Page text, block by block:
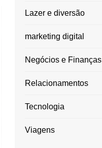
Lazer e diversão
marketing digital
Negócios e Finanças
Relacionamentos
Tecnologia
Viagens